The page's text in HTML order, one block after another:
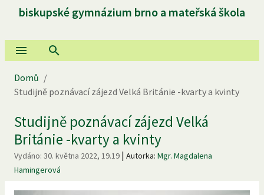
biskupské gymnázium brno a mateřská škola
Domů /
Studijně poznávací zájezd Velká Británie -kvarty a kvinty
Studijně poznávací zájezd Velká
Británie -kvarty a kvinty
Vydáno: 30. května 2022, 19.19 | Autorka: Mgr. Magdalena
Hamingerová